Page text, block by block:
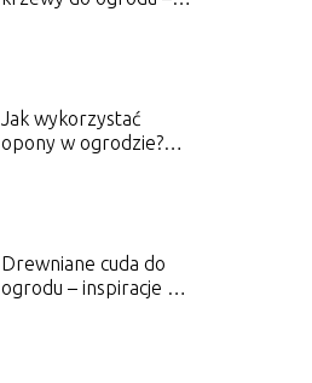
Jak wykorzystać
opony w ogrodzie?
Drewniane cuda do
ogrodu – inspiracje na